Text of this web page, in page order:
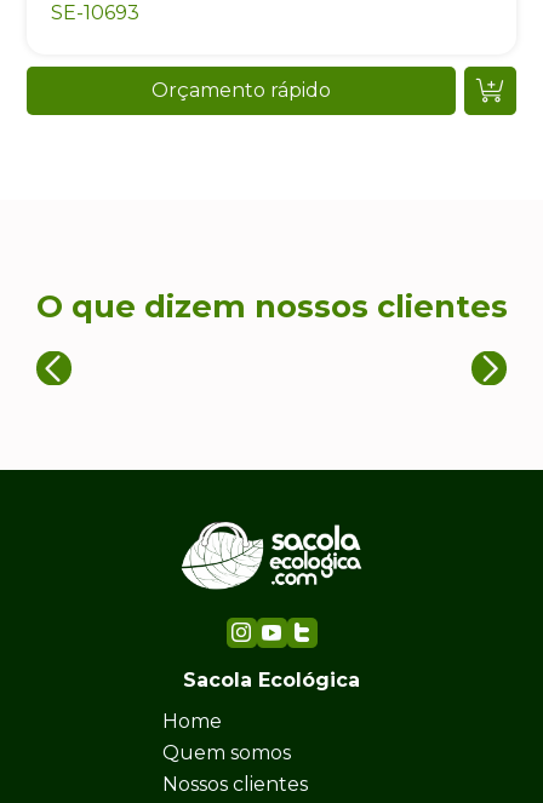
SE-10693
Orçamento rápido
O que dizem nossos clientes
Sacola Ecológica
Home
Quem somos
Nossos clientes